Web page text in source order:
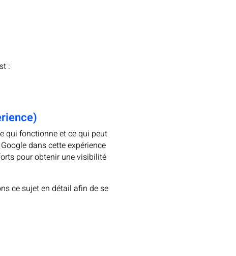
:
qui fonctionne et ce qui peut
dans cette expérience
pour obtenir une visibilité
ce sujet en détail afin de se